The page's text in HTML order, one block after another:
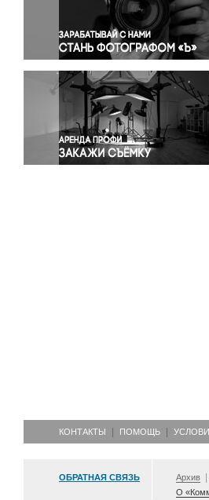
Правосудие
Происшествия и конфликты
Религия
Светская жизнь
Спорт
Экология
Экономика и бизнес
КОНТАКТЫ ПОМОЩЬ
ОБРАТНАЯ СВЯЗЬ Архив
О